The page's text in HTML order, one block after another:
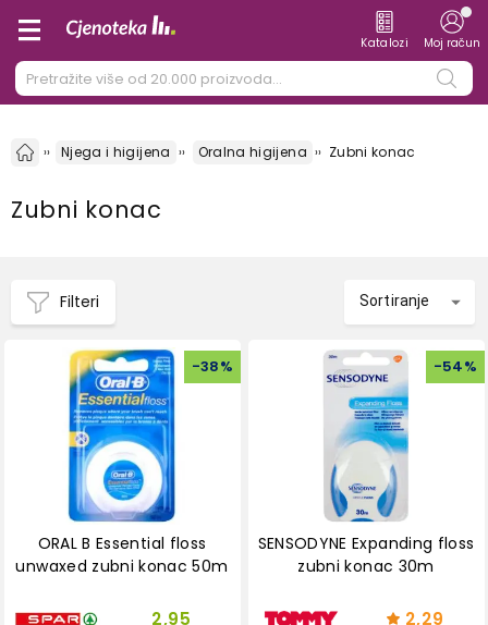
Katalozi Moj račun
Njega i higijena Oralna higijena Zubni konac
Zubni konac
Filteri Sortiranje
-38%
ORAL B Essential floss
unwaxed zubni konac 50m
2,95
-54%
SENSODYNE Expanding floss
zubni konac 30m
2,29